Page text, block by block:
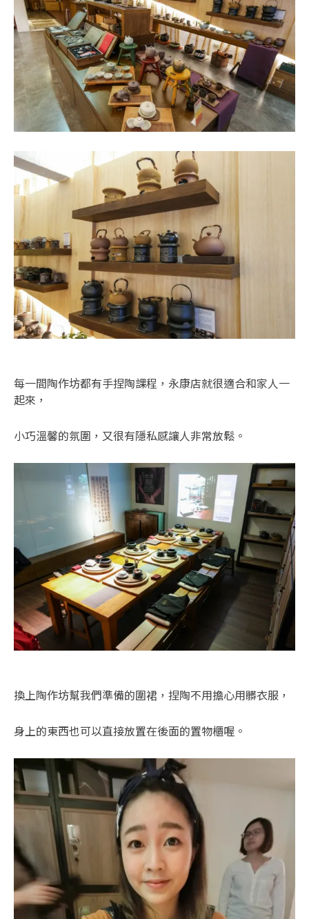
每一間陶作坊都有手捏陶課程，永康店就很適合和家人一
起來，
小巧溫馨的氛圍，又很有隱私感讓人非常放鬆。
換上陶作坊幫我們準備的圍裙，捏陶不用擔心用髒衣服，
身上的東西也可以直接放置在後面的置物櫃喔。